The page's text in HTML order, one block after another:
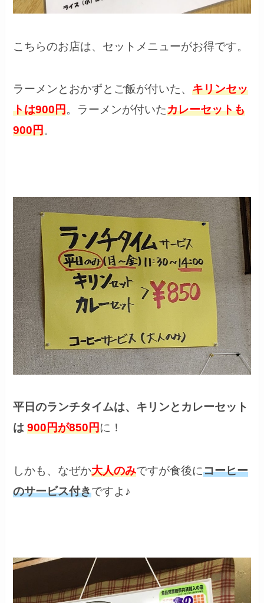
こちらのお店は、セットメニューがお得です。
ラーメンとおかずとご飯が付いた、キリンセッ
トは900円。ラーメンが付いたカレーセットも
900円。
平日のランチタイムは、キリンとカレーセット
は900円が850円に！
しかも、なぜか大人のみですが食後にコーヒー
のサービス付きですよ♪